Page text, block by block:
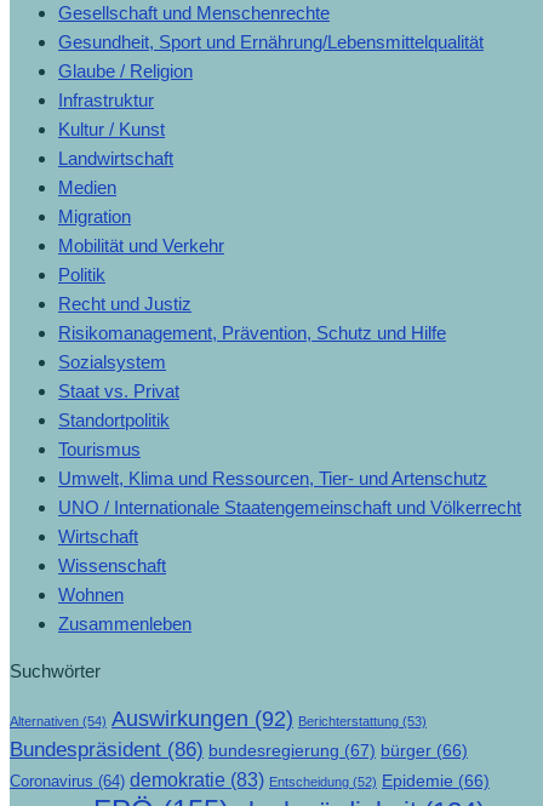
Gesellschaft und Menschenrechte
Gesundheit, Sport und Ernährung/Lebensmittelqualität
Glaube / Religion
Infrastruktur
Kultur / Kunst
Landwirtschaft
Medien
Migration
Mobilität und Verkehr
Politik
Recht und Justiz
Risikomanagement, Prävention, Schutz und Hilfe
Sozialsystem
Staat vs. Privat
Standortpolitik
Tourismus
Umwelt, Klima und Ressourcen, Tier- und Artenschutz
UNO / Internationale Staatengemeinschaft und Völkerrecht
Wirtschaft
Wissenschaft
Wohnen
Zusammenleben
Suchwörter
Alternativen (54) Auswirkungen (92) Berichterstattung (53)
Bundespräsident (86) bundesregierung (67) bürger (66)
Coronavirus (64) demokratie (83) Entscheidung (52) Epidemie (66)